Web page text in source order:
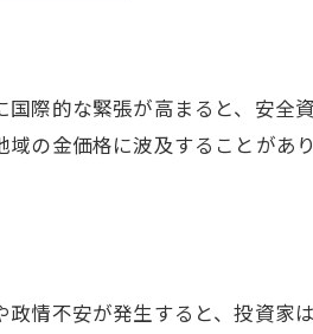
投資家が注意すべき地政学的要因
金の売却を左右する市場動向
地政学リスクと金相場の未来予測
際的な緊張が高まると、安全
の金価格に波及することがあ
情不安が発生すると、投資家